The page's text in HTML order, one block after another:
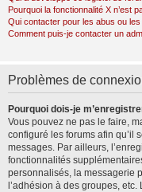
Pourquoi la fonctionnalité X n’est
Qui contacter pour les abus ou
Comment puis-je contacter un
Problèmes de
Pourquoi dois-je
Vous pouvez ne pas le faire,
configuré les forums afin qu’il
messages. Par ailleurs,
fonctionnalités
personnalisés, la messagerie
l’adhésion à des groupes,